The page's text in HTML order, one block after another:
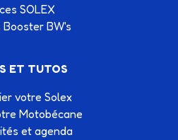
SOLEX
Booster BW's
ET TUTOS
votre Solex
Motobécane
et agenda